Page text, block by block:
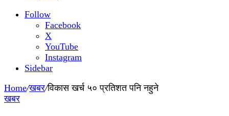
Follow
Facebook
X
YouTube
Instagram
Sidebar
Home/खबर/विकास खर्च ५० प्रतिशत पनि नहुने
खबर